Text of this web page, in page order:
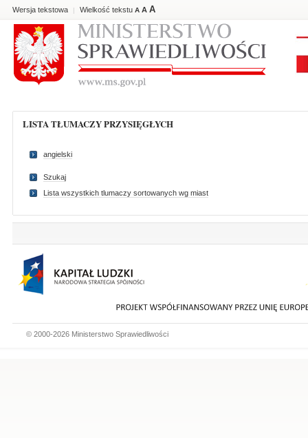
Wersja tekstowa | Wielkość tekstu A A A
LISTA TŁUMACZY PRZYSIĘGŁYCH
angielski
Szukaj
Lista wszystkich tlumaczy sortowanych wg miast
© 2000-2026 Ministerstwo Sprawiedliwości